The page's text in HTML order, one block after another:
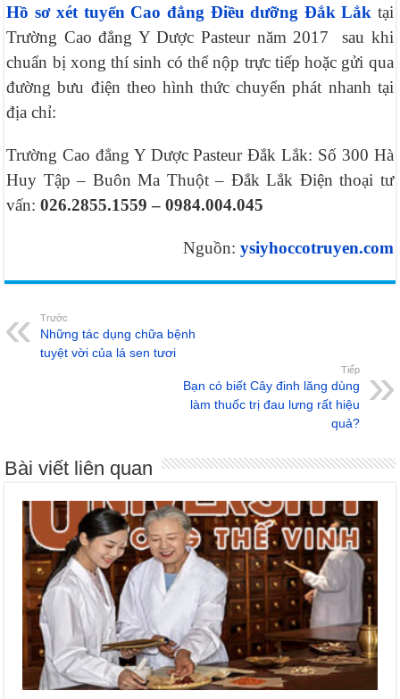
Hồ sơ xét tuyển Cao đẳng Điều dưỡng Đắk Lắk tại
Trường Cao đẳng Y Dược Pasteur năm 2017 sau khi
chuẩn bị xong thí sinh có thể nộp trực tiếp hoặc gửi qua
đường bưu điện theo hình thức chuyển phát nhanh tại
địa chỉ:
Trường Cao đẳng Y Dược Pasteur Đắk Lắk: Số 300 Hà
Huy Tập – Buôn Ma Thuột – Đắk Lắk Điện thoại tư
vấn:026.2855.1559 –0984.004.045
Nguồn: ysiyhoccotruyen.com
Trước
Những tác dụng chữa bệnh
tuyệt vời của lá sen tươi
Tiếp
Bạn có biết Cây đinh lăng dùng
làm thuốc trị đau lưng rất hiệu
quả?
Bài viết liên quan